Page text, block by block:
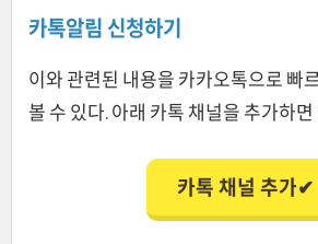
카톡알림 신청하기
이와 관련된 내용을 카카오톡으로 빠
볼 수 있다. 아래 카톡 채널을 추가하면
카톡 채널 추가✔